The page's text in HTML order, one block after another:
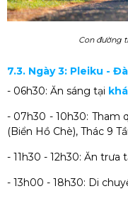
Con đường
7.3. Ngày 3: Pleiku -
- 06h30: Ăn sáng tại
- 07h30 - 10h30: Tham
(Biển Hồ Chè), Thác 9
- 11h30 - 12h30: Ăn
- 13h00 - 18h30: Di